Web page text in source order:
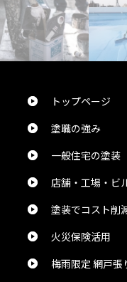
屋根外壁塗装を今
が素晴らしく毎日感
んだ！と驚きの連続
の方々から「いい色
naosuke1109 1109様
総合評価：
業務のDXの神です。
トップページ
塗職の強み
一般住宅の塗装
店舗・工場・ビ
塗装でコスト削
火災保険活用
梅雨限定 網戸張